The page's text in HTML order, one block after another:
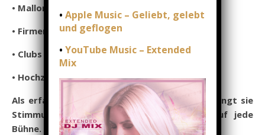
• Mallorca Partys & Ballermann Events
• Firmenfeiern & Sommerfeste
• Clubs & Schlagerpartys
• Hochzeiten & private Events
Als erfahrener Live Act im Schlagerbereich bringt sie
Stimmung, Emotion und Professionalität auf jede
Bühne.
• Apple Music – Geliebt, gelebt
und geflogen
• YouTube Music – Extended
Mix